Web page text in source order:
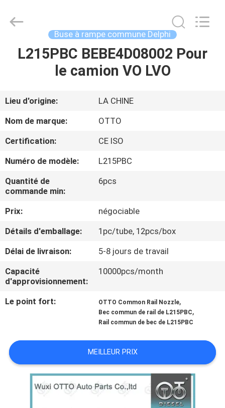
PRODUITS
PROPOS
DE
VISITE
DE
L'USINE
CONTRÔLE
CONTACTEZ-
NOUS
OTTO
AUTO
Reserved.
Buse à rampe commune Delphi
L215PBC BEBE4D08002 Pour
le camion VO LVO
Lieu d'origine:
LA CHINE
Nom de marque:
OTTO
Certification:
CE ISO
Numéro de modèle:
L215PBC
Quantité de
commande min:
6pcs
Prix:
négociable
Détails d'emballage:
1pc/tube, 12pcs/box
Délai de livraison:
5-8 jours de travail
Capacité
d'approvisionnement:
10000pcs/month
Le point fort: OTTO Common Rail Nozzle,
Bec commun de rail de L215PBC,
Rail commun de bec de L215PBC
MEILLEUR PRIX